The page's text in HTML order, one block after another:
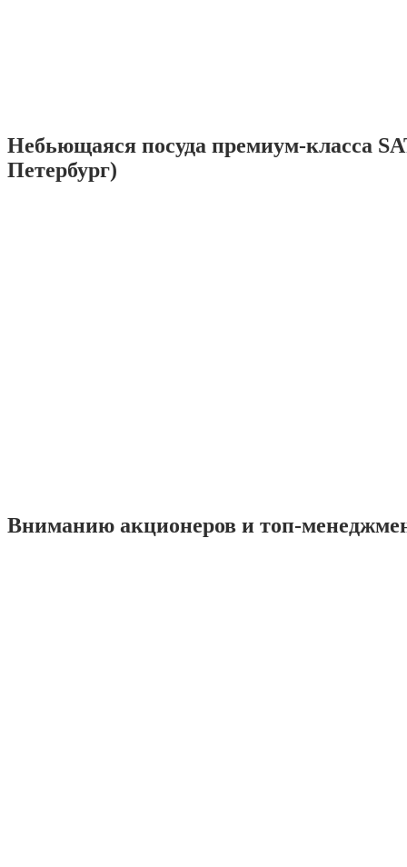
Небьющаяся посуда премиум-класса
Петербург)
Вниманию акционеров и топ-